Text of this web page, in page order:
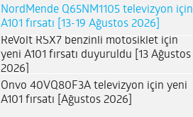
NordMende Q65NM1105 televizyon için
A101 fırsatı [13-19 Ağustos 2026]
ReVolt RSX7 benzinli motosiklet için
yeni A101 fırsatı duyuruldu [13 Ağustos
2026]
Onvo 40VQ80F3A televizyon için yeni
A101 fırsatı [Ağustos 2026]